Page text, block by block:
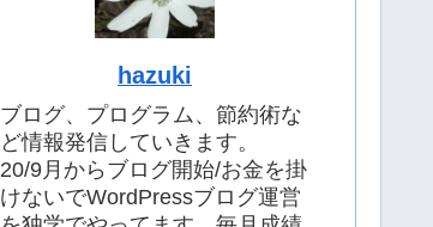
hazuki
ブログ、プログラム、節約術な
ど情報発信していきます。
20/9月からブログ開始/お金を掛
けないでWordPressブログ運営